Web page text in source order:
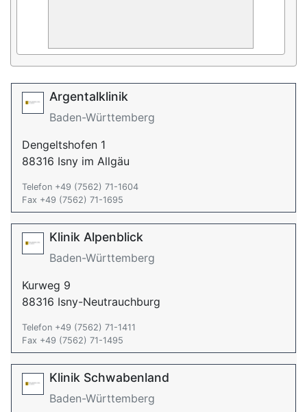
Argentalklinik
Baden-Württemberg
Dengeltshofen 1
88316 Isny im Allgäu
Telefon +49 (7562) 71-1604
Fax +49 (7562) 71-1695
Klinik Alpenblick
Baden-Württemberg
Kurweg 9
88316 Isny-Neutrauchburg
Telefon +49 (7562) 71-1411
Fax +49 (7562) 71-1495
Klinik Schwabenland
Baden-Württemberg